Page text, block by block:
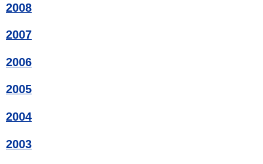
2008
2007
2006
2005
2004
2003